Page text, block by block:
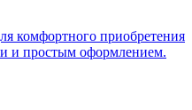
комфортного приобретения
и простым оформлением.